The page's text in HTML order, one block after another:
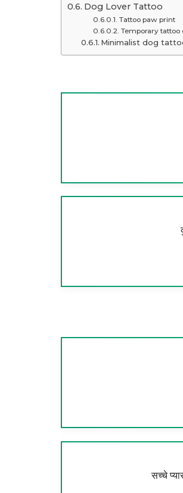
Dog Lover Tattoo
Tattoo paw print
Temporary tattoo
Minimalist dog
सच्चे